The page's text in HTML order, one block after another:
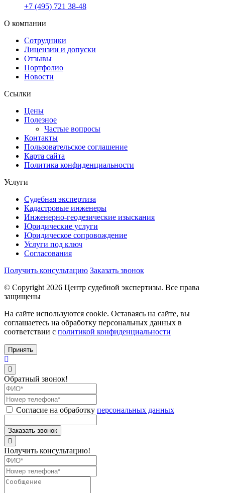
+7 (495) 721 38-48
О компании
Сотрудники
Лицензии и допуски
Отзывы
Портфолио
Новости
Ссылки
Цены
Полезное
Частые вопросы
Контакты
Пользовательское соглашение
Карта сайта
Политика конфиденциальности
Услуги
Судебная экспертиза
Кадастровые инженеры
Инженерно-геодезические изыскания
Юридические услуги
Юридическое сопровождение
Услуги под ключ
Согласования
Получить консультацию Заказать звонок
© Copyright 2026 Центр судебной экспертизы. Все права
защищены
На сайте используются cookie. Оставаясь на сайте, вы
соглашаетесь на обработку персональных данных в
соответствии с политикой конфиденциальности
Принять
Обратный звонок!
Согласие на обработку персональных данных
Получить консультацию!